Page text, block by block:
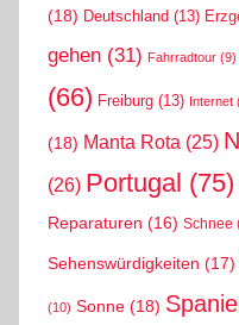
(18) Deutschland (13)
gehen (31) Fahrradtour (9)
(66) Freiburg (13) Internet
(18) Manta Rota (25)
(26) Portugal (75)
Reparaturen (16) Schnee
Sehenswürdigkeiten (17)
(10) Sonne (18)